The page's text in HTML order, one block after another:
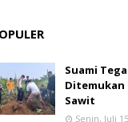
Suami
Ditemukan
Sawit
Senin, Juli